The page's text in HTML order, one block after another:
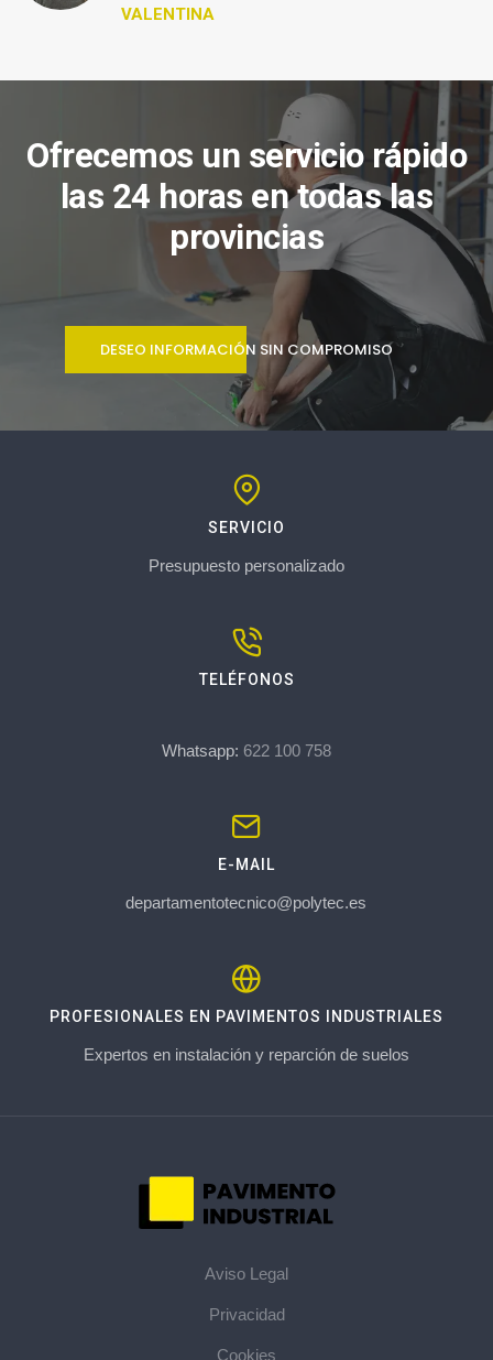
VALENTINA
Ofrecemos un servicio rápido
las 24 horas en todas las
provincias
DESEO INFORMACIÓN SIN COMPROMISO
SERVICIO
Presupuesto personalizado
TELÉFONOS
Whatsapp: 622 100 758
E-MAIL
departamentotecnico@polytec.es
PROFESIONALES EN PAVIMENTOS INDUSTRIALES
Expertos en instalación y reparción de suelos
Aviso Legal
Privacidad
Cookies